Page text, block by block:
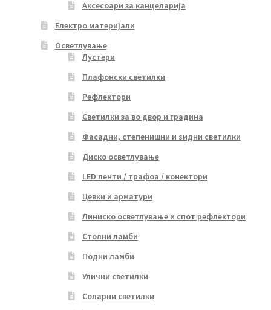
Аксесоари за канцеларија
Електро материјали
Осветлување
Лустери
Плафонски светилки
Рефлектори
Светилки за во двор и градина
Фасадни, степенишни и ѕидни светилки
Диско осветлување
LED ленти / трафоа / конектори
Цевки и арматури
Линиско осветлување и спот рефлектори
Столни ламби
Подни ламби
Улични светилки
Соларни светилки